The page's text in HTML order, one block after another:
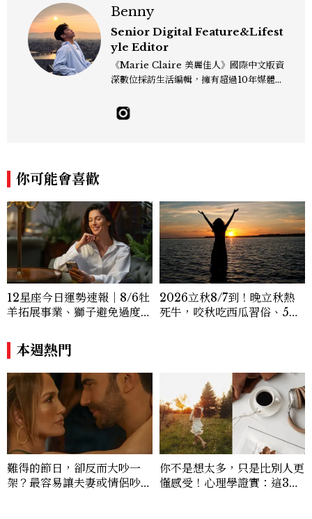
Benny
Senior Digital Feature&Lifest
yle Editor
《Marie Claire 美麗佳人》國際中文版資
深數位採訪生活編輯，擁有超過10年媒體與
飯店、奢華旅宿、旅遊景點、航空等領域，
另涉獵3C家電、居家生活範疇，具備實測
pella、Mandarin Oriental、JOAL
I、Raffles、Banyan Tree、IHG、Ma
rriott等頂級飯店集團。 策劃並執行超過7
0篇深度專題「MC開房間」、260 篇以上
「玩咖懶人包」盤點類文章，致力用專業視
角提供讀者最新話題、兼具風格與實用的高
品質生活旅遊靈感內容。 Contact：ben
ny_yang@mctw.com.tw
你可能會喜歡
12星座今日運勢速報｜8/6牡
羊拓展事業、獅子避免過度借
2026立秋8/7到！晚立秋熱
死牛，咬秋吃西瓜習俗、5大
本週熱門
難得的節日，卻反而大吵一
架？最容易讓夫妻或情侶吵架
你不是想太多，只是比別人更
懂感受！心理學證實：這3種